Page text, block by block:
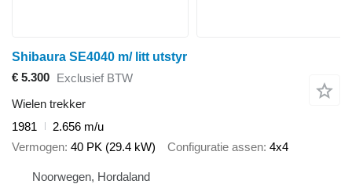
Shibaura SE4040 m/ litt utstyr
€ 5.300 Exclusief BTW
Wielen trekker
1981
2.656 m/u
Vermogen 40 PK (29.4 kW) Configuratie assen 4x4
Noorwegen, Hordaland